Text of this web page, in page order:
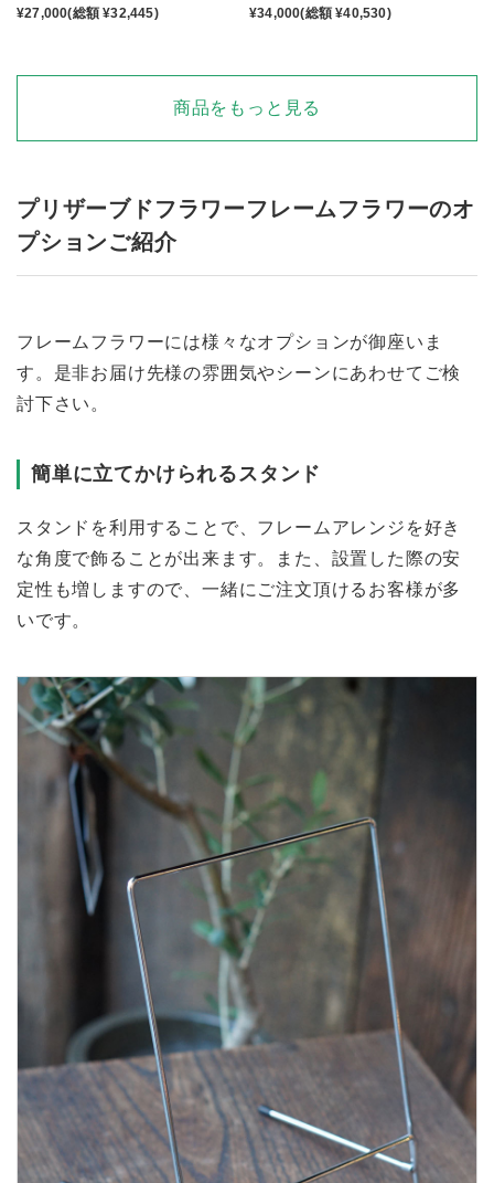
¥27,000(総額 ¥32,445) ¥34,000(総額 ¥40,530)
商品をもっと見る
プリザーブドフラワーフレームフラワーのオ
プションご紹介
フレームフラワーには様々なオプションが御座いま
す。是非お届け先様の雰囲気やシーンにあわせてご検
討下さい。
簡単に立てかけられるスタンド
スタンドを利用することで、フレームアレンジを好き
な角度で飾ることが出来ます。また、設置した際の安
定性も増しますので、一緒にご注文頂けるお客様が多
いです。